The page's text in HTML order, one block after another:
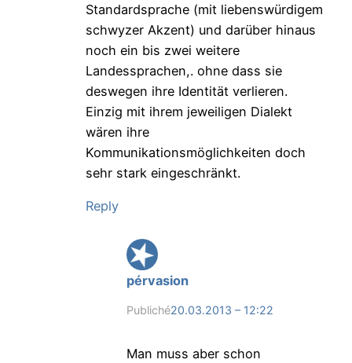
Standardsprache (mit liebenswürdigem
schwyzer Akzent) und darüber hinaus
noch ein bis zwei weitere
Landessprachen,. ohne dass sie
deswegen ihre Identität verlieren.
Einzig mit ihrem jeweiligen Dialekt
wären ihre
Kommunikationsmöglichkeiten doch
sehr stark eingeschränkt.
Reply
pérvasion
Publiché20.03.2013 – 12:22
Man muss aber schon